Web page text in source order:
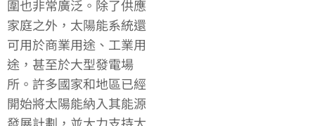
圍也非常廣泛。除了供應
家庭之外，太陽能系統還
可用於商業用途、工業用
途，甚至於大型發電場
所。許多國家和地區已經
開始將太陽能納入其能源